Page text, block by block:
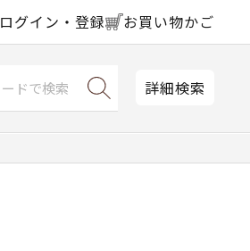
ログイン・登録 お買い物かご
詳細検索